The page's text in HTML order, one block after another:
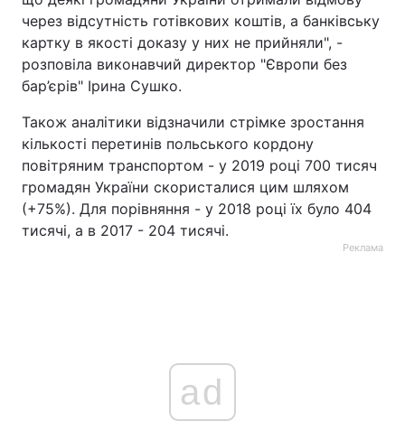
через відсутність готівкових коштів, а банківську
картку в якості доказу у них не прийняли", -
розповіла виконавчий директор "Європи без
бар’єрів" Ірина Сушко.
Також аналітики відзначили стрімке зростання
кількості перетинів польського кордону
повітряним транспортом - у 2019 році 700 тисяч
громадян України скористалися цим шляхом
(+75%). Для порівняння - у 2018 році їх було 404
тисячі, а в 2017 - 204 тисячі.
Реклама
ad